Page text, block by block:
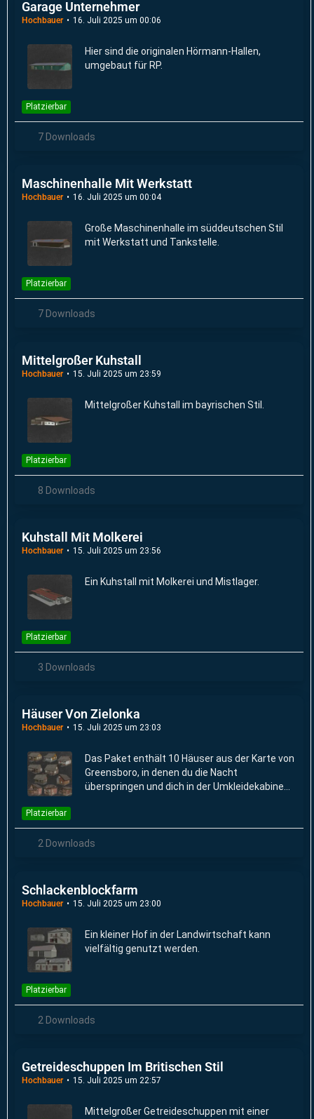
Garage Unternehmer
Hochbauer 16. Juli 2025 um 00:06
Hier sind die originalen Hörmann-Hallen,
umgebaut für RP.
Platzierbar
7 Downloads
Maschinenhalle Mit Werkstatt
Hochbauer 16. Juli 2025 um 00:04
Große Maschinenhalle im süddeutschen Stil
mit Werkstatt und Tankstelle.
Platzierbar
7 Downloads
Mittelgroßer Kuhstall
Hochbauer 15. Juli 2025 um 23:59
Mittelgroßer Kuhstall im bayrischen Stil.
Platzierbar
8 Downloads
Kuhstall Mit Molkerei
Hochbauer 15. Juli 2025 um 23:56
Ein Kuhstall mit Molkerei und Mistlager.
Platzierbar
3 Downloads
Häuser Von Zielonka
Hochbauer 15. Juli 2025 um 23:03
Das Paket enthält 10 Häuser aus der Karte von
Greensboro, in denen du die Nacht
überspringen und dich in der Umkleidekabine
Platzierbar
2 Downloads
Schlackenblockfarm
Hochbauer 15. Juli 2025 um 23:00
Ein kleiner Hof in der Landwirtschaft kann
vielfältig genutzt werden.
Platzierbar
2 Downloads
Getreideschuppen Im Britischen Stil
Hochbauer 15. Juli 2025 um 22:57
Mittelgroßer Getreideschuppen mit einer